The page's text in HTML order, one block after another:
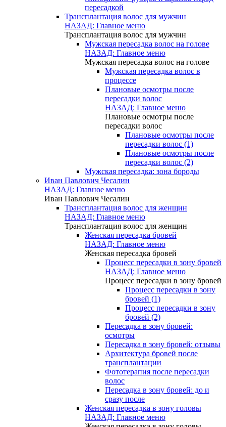
пересадкой
Трансплантация волос для мужчин
НАЗАД: Главное меню
Трансплантация волос для мужчин
Мужская пересадка волос на голове
НАЗАД: Главное меню
Мужская пересадка волос на голове
Мужская пересадка волос в
процессе
Плановые осмотры после
пересадки волос
НАЗАД: Главное меню
Плановые осмотры после
пересадки волос
Плановые осмотры после
пересадки волос (1)
Плановые осмотры после
пересадки волос (2)
Мужская пересадка: зона бороды
Иван Павлович Чесалин
НАЗАД: Главное меню
Иван Павлович Чесалин
Трансплантация волос для женщин
НАЗАД: Главное меню
Трансплантация волос для женщин
Женская пересадка бровей
НАЗАД: Главное меню
Женская пересадка бровей
Процесс пересадки в зону бровей
НАЗАД: Главное меню
Процесс пересадки в зону бровей
Процесс пересадки в зону
бровей (1)
Процесс пересадки в зону
бровей (2)
Пересадка в зону бровей:
осмотры
Пересадка в зону бровей: отзывы
Архитектура бровей после
трансплантации
Фототерапия после пересадки
волос
Пересадка в зону бровей: до и
сразу после
Женская пересадка в зону головы
НАЗАД: Главное меню